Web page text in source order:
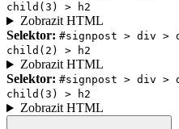
child(3) > h2
Zobrazit HTML
Selektor: #signpost > div
child(2) > h2
Zobrazit HTML
Selektor: #signpost > div
child(3) > h2
Zobrazit HTML